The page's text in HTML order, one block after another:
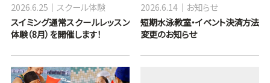
スイミング通常スクールレッスン
体験（8月）を開催します！
2026.6.25
スクール体験
短期水泳教室・イベント決済方法
変更のお知らせ
2026.6.14 お知らせ